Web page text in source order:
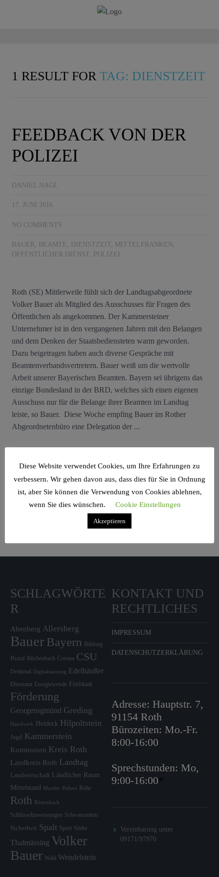
1 RESULT FOR TAG: DIENSTZEIT
FEEDBACK VON DER
POLIZEI
DANIEL NAGL
17. JUNI 2016
NO COMMENTS
BAUER, BEAMTE, DIENSTZEIT, MITTELFRANKEN ,
ÖFFENTLICHER DIENST, POLIZEI
Roth (SE) Mittlerweile fühlt sich der Landtagsabgeordnete
Volker Bauer als Mitglied des Ausschusses für Fragen des
Öffentlichen als angekommen. Der Kammersteiner
Unternehmer ist in den vergangenen Jahren mit den Belangen
und dem Denken der Staatsbediensteten warm geworden.
Dazu beigetragen haben auch diverse Gespräche mit
Beamtenverbandsvertretern. Bauer weiß um die wertvolle
Arbeit unserer Bayerischen Beamten. Bayern sei übrigens das
einzige Bundesland in der BRD, welches sich einen eigenen
Ausschuss nur für die Belange ihrer Beamten im Landtag
leiste, so Bauer. Diese Woche empfing Bauer im Rother
Abgeordnetenbüro eine Delegation der ...
Search Sidebar Widget Area
Please login and add some widgets to this widget area.
SCHLAGWÖRTE
R
Abenberg Allersberg
Bauer Bayern Bildung
Bund Büchenbach Corona CSU
Denkmal Digitalisierung Edelhäußer
Ehrenamt Energiewende Freistaat
Förderung
Georgensgmünd Greding
Handwerk Heideck Hilpoltstein
Jagd Kammerstein
Kommunen Kreis Roth
Landkreis Roth Landtag
Landwirtschaft Ländlicher Raum
Mittelstand Mortler Polizei Rohr
Roth Röttenbach
Schlüsselzuweisungen Schwanstetten
Sicherheit Spalt Sport Söder
Thalmässing Volker
Bauer Wald Wendelstein
KONTAKT UND
RECHTLICHES
IMPRESSUM
DATENSCHUTZERKLÄRUNG
Adresse: Hauptstr. 7,
91154 Roth
Bürozeiten: Mo.-Fr.
8:00-16:00
Sprechstunden: Mo,
9:00-16:00*
Vereinbarung unter
09171/97970
Diese Website verwendet Cookies, um Ihre Erfahrungen zu
verbessern. Wir gehen davon aus, dass dies für Sie in Ordnung
ist, aber Sie können die Verwendung von Cookies ablehnen,
wenn Sie dies wünschen.
Cookie Einstellungen
Akzeptieren